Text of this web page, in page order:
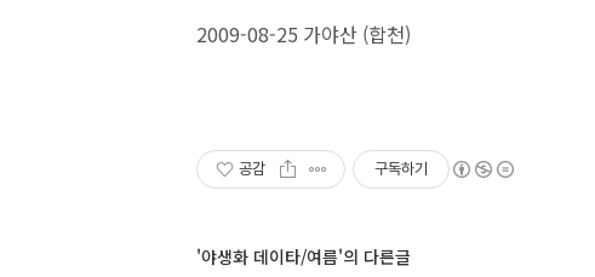
2009-08-25 가야산 (합천)
공감 구독하기
'야생화 데이타/여름'의 다른글